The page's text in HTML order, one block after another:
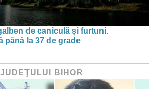
de caniculă și furtuni.
până la 37 de grade
BIHOR